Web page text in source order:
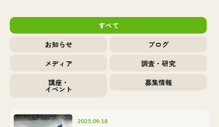
すべて
お知らせ
ブログ
メディア
調査・研究
講座・
イベント
募集情報
2025.09.18